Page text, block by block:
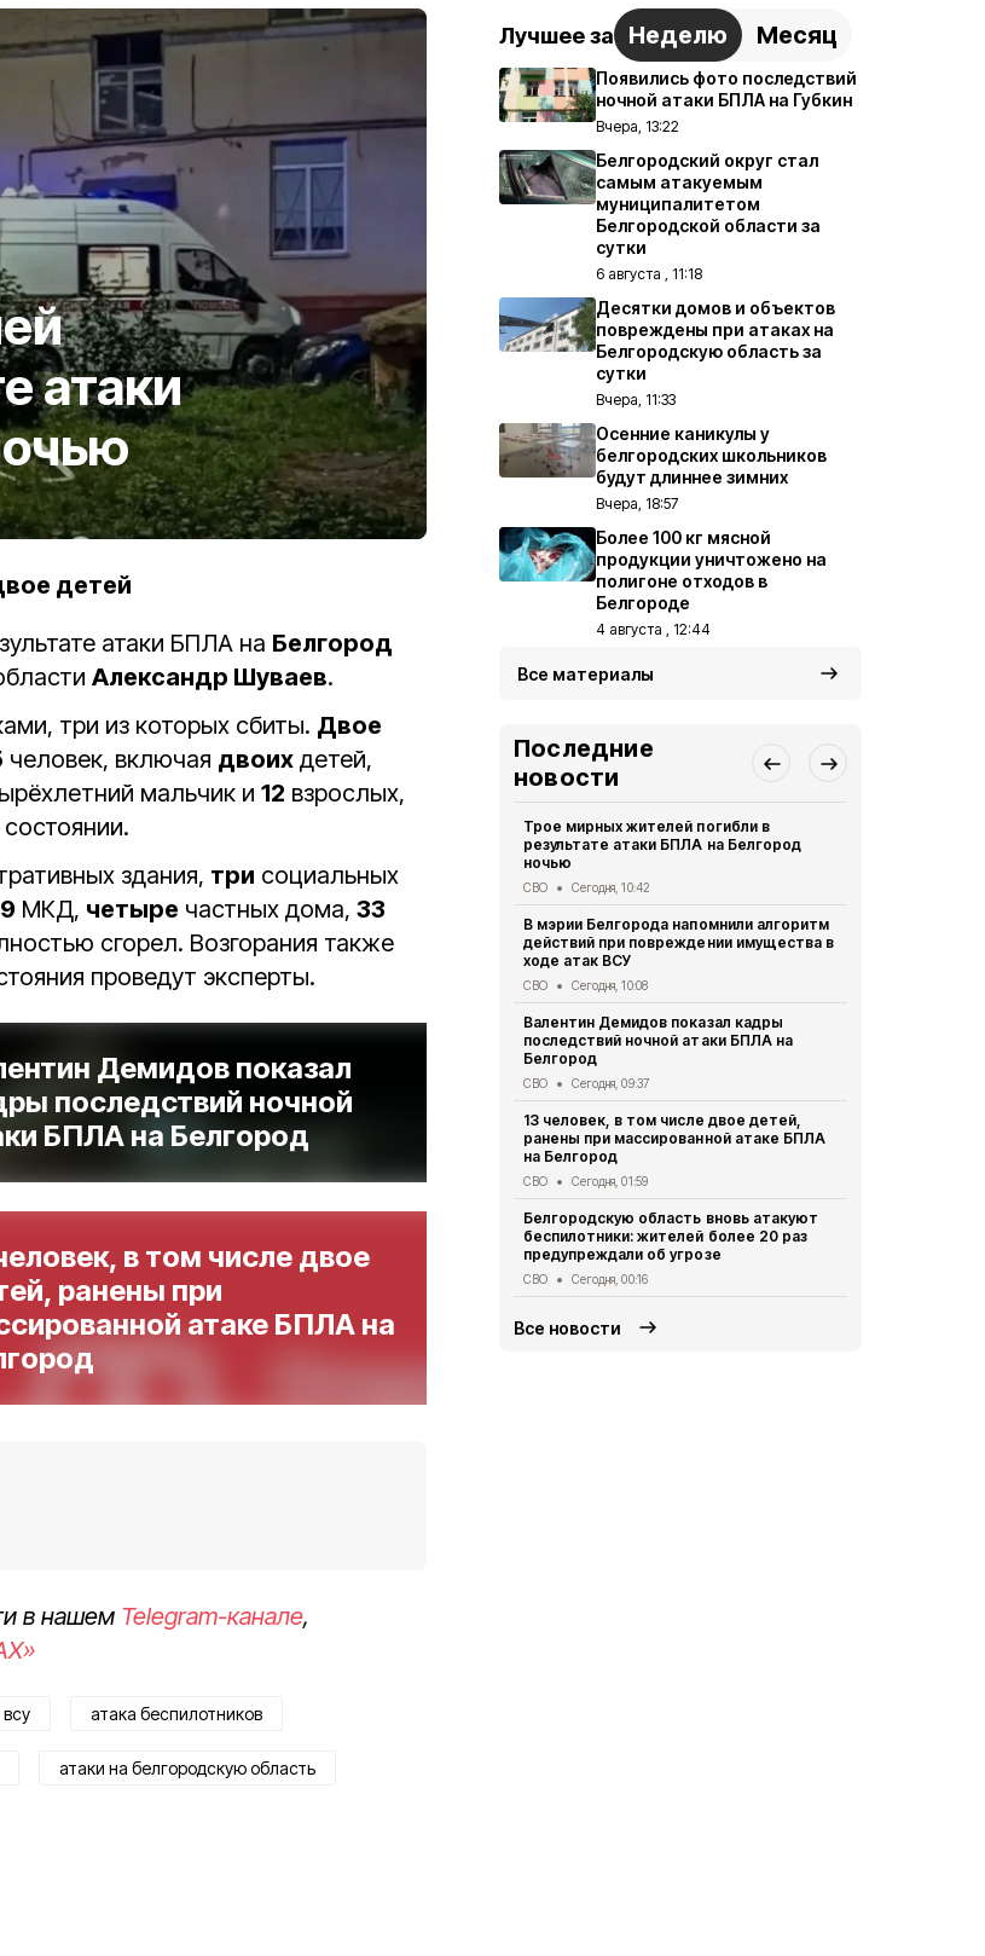
атаки
детей
атаки БПЛА на Белгород
Александр Шуваев.
три из которых сбиты. Двое
человек, включая двоих детей,
мальчик и 12 взрослых,
здания, три социальных
МКД, четыре частных дома, 33
сгорел. Возгорания также
проведут эксперты.
Демидов показал
последствий ночной
БПЛА на Белгород
в том числе двое
ранены при
атаке БПЛА на
в нашем Telegram-канале,
атака беспилотников
атаки на белгородскую область
Лучшее за Неделю Месяц
Появились фото последствий
ночной атаки БПЛА на Губкин
Вчера, 13:22
Белгородский округ стал
самым атакуемым
муниципалитетом
Белгородской области за
сутки
6 августа , 11:18
Десятки домов и объектов
повреждены при атаках на
Белгородскую область за
сутки
Вчера, 11:33
Осенние каникулы у
белгородских школьников
будут длиннее зимних
Вчера, 18:57
Более 100 кг мясной
продукции уничтожено на
полигоне отходов в
Белгороде
4 августа , 12:44
Все материалы
Последние
новости
Трое мирных жителей погибли в
результате атаки БПЛА на Белгород
ночью
СВО Сегодня, 10:42
В мэрии Белгорода напомнили алгоритм
действий при повреждении имущества в
ходе атак ВСУ
СВО Сегодня, 10:08
Валентин Демидов показал кадры
последствий ночной атаки БПЛА на
Белгород
СВО Сегодня, 09:37
13 человек, в том числе двое детей,
ранены при массированной атаке БПЛА
на Белгород
СВО Сегодня, 01:59
Белгородскую область вновь атакуют
беспилотники: жителей более 20 раз
предупреждали об угрозе
СВО Сегодня, 00:16
Все новости